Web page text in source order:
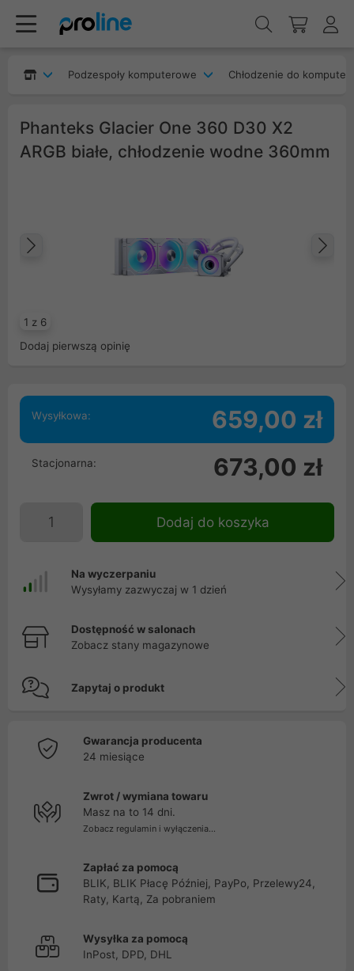
Podzespoły komputerowe Chłodzenie do
Phanteks Glacier One 360 D30 X2
ARGB białe, chłodzenie wodne 360mm
1 z 6
Poprzedni
Dodaj pierwszą opinię
Wysyłkowa: 659,00 zł
Stacjonarna: 673,00 zł
Dodaj do koszyka
Na wyczerpaniu
Wysyłamy zazwyczaj w 1 dzień
Dostępność w salonach
Zobacz stany magazynowe
Zapytaj o produkt
Gwarancja producenta
24 miesiące
Zwrot / wymiana towaru
Masz na to 14 dni.
Zobacz regulamin i wyłączenia...
Zapłać za pomocą
BLIK, BLIK Płacę Później, PayPo, Przelewy24,
Raty, Kartą, Za pobraniem
Wysyłka za pomocą
InPost, DPD, DHL